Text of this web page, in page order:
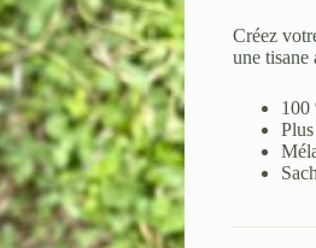
Créez
une tisane
100